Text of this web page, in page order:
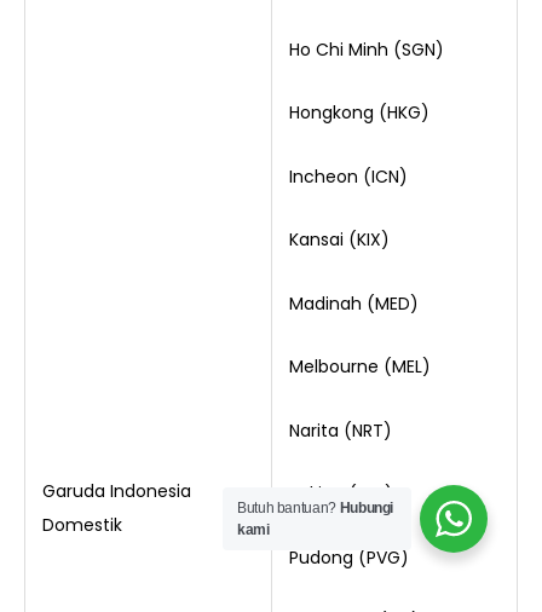
Garuda Indonesia
Domestik
Ho Chi Minh (SGN)
Hongkong (HKG)
Incheon (ICN)
Kansai (KIX)
Madinah (MED)
Melbourne (MEL)
Narita (NRT)
Peking (PEK)
Pudong (PVG)
Butuh bantuan? Hubungi
kami